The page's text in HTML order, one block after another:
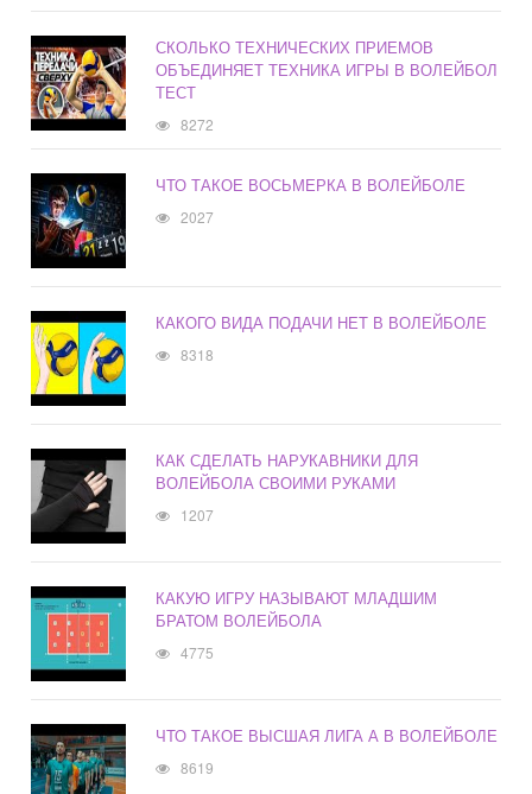
СКОЛЬКО ТЕХНИЧЕСКИХ ПРИЕМОВ
ОБЪЕДИНЯЕТ ТЕХНИКА ИГРЫ В ВОЛЕЙБОЛ
ТЕСТ
8272
ЧТО ТАКОЕ ВОСЬМЕРКА В ВОЛЕЙБОЛЕ
2027
КАКОГО ВИДА ПОДАЧИ НЕТ В ВОЛЕЙБОЛЕ
8318
КАК СДЕЛАТЬ НАРУКАВНИКИ ДЛЯ
ВОЛЕЙБОЛА СВОИМИ РУКАМИ
1207
КАКУЮ ИГРУ НАЗЫВАЮТ МЛАДШИМ
БРАТОМ ВОЛЕЙБОЛА
4775
ЧТО ТАКОЕ ВЫСШАЯ ЛИГА А В ВОЛЕЙБОЛЕ
8619